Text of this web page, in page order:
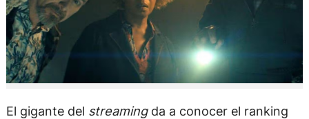
El gigante del streamingda a conocer el ranking